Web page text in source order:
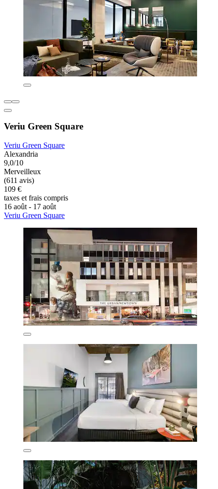
Veriu Green Square
Veriu Green Square
Alexandria
9,0/10
Merveilleux
(611 avis)
109 €
taxes et frais compris
16 août - 17 août
Veriu Green Square